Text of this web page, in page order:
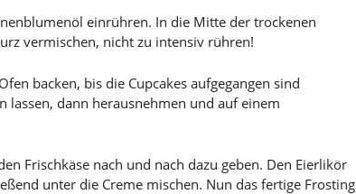
einrühren. In die Mitte der trockenen
vermischen, nicht zu intensiv rühren!
backen, bis die Cupcakes aufgegangen sind
lassen, dann herausnehmen und auf einem
Frischkäse nach und nach dazu geben. Den Eierlikör
unter die Creme mischen. Nun das fertige Frosting